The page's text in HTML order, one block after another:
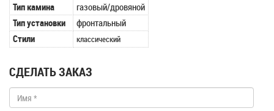
Тип камина
газовый/дровяной
Тип установки
фронтальный
Стили
классический
СДЕЛАТЬ ЗАКАЗ